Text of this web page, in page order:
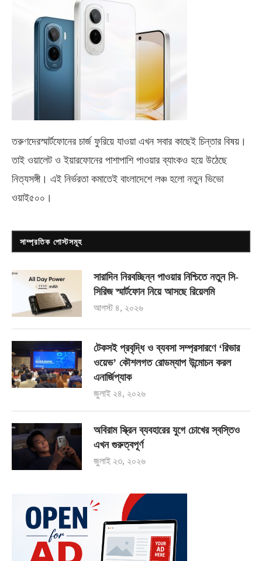
তরুণদেরস্মার্টফোনের চার্জ ফুরিয়ে যাওয়া এখন সবার কাছেই চিন্তার বিষয়।
তাই ওয়ালেট ও ইয়ারফোনের পাশাপাশি পাওয়ার ব্যাংকও হয়ে উঠেছে
নিত্যসঙ্গী। এই নির্ভরতা কমাতেই বাংলাদেশে লঞ্চ হলো নতুন ভিভো
ওয়াই৫০০ ।
সাম্প্রতিক পোস্টসমূহ
সারাদিন নিরবচ্ছিন্ন পাওয়ার নিশ্চিতে নতুন সি-
সিরিজ স্মার্টফোন নিয়ে আসছে রিয়েলমি
আগস্ট ৪, ২০২৬
টেকসই প্রবৃদ্ধি ও ব্যবসা সম্প্রসারণে ‘রিভার
ওয়েভ’ কৌশলগত রোডম্যাপ উন্মোচন করল
এনার্জিপ্যাক
জুলাই ২৪, ২০২৬
অবিরাম স্ক্রিন ব্যবহারের যুগে চোখের স্বস্তিও
এখন গুরুত্বপূর্ণ
জুলাই ২৩, ২০২৬